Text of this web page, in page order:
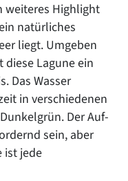
weiteres Highlight
natürliches
liegt. Umgeben
Lagune ein
Das Wasser
in verschiedenen
Der Auf-
sein, aber
ist jede